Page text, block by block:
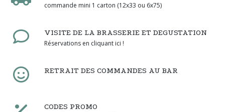
commande mini 1 carton (12x33 ou 6x75)
VISITE DE LA BRASSERIE ET DEGUSTATION
Réservations en cliquant ici !
RETRAIT DES COMMANDES AU BAR
CODES PROMO